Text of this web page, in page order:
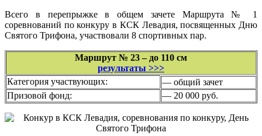
Всего в перепрыжке в общем зачете Маршрута № 1
соревнований по конкуру в КСК Левадия, посвященных Дню
Святого Трифона, участвовали 8 спортивных пар.
Маршрут № 23 – до 110 см
результаты >>>
Категория участвующих:
— общий зачет
Призовой фонд:
— 20 000 руб.